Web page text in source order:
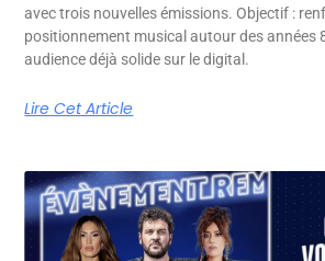
avec trois nouvelles émissions. Objectif :
positionnement musical autour des années
audience déjà solide sur le digital.
Lire Cet Article